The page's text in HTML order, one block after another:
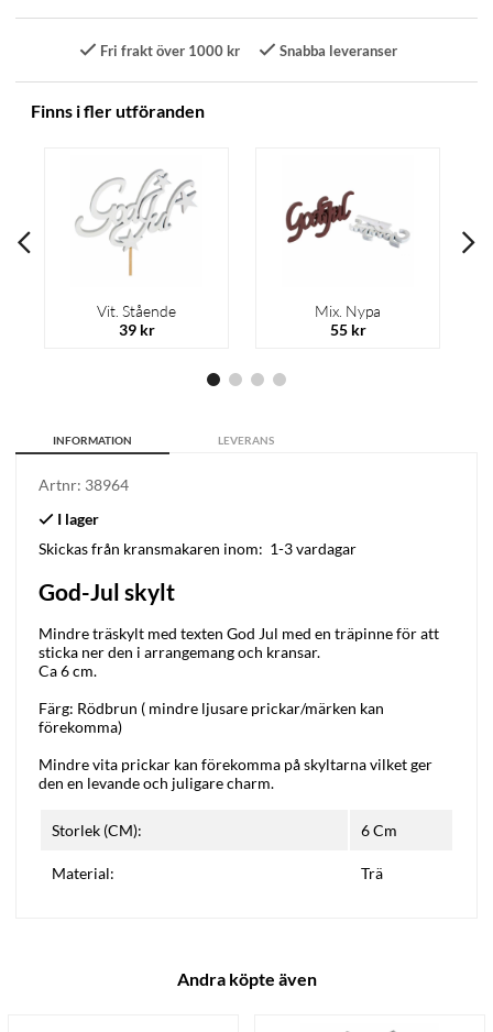
Fri frakt över 1000 kr Snabba leveranser
Finns i fler utföranden
Vit. Stående
39 kr
Mix. Nypa
55 kr
INFORMATION LEVERANS
Artnr: 38964
Skickas från kransmakaren inom: 1-3 vardagar
God-Jul skylt
Mindre träskylt med texten God Jul med en träpinne för att
sticka ner den i arrangemang och kransar.
Ca 6 cm.
Färg: Rödbrun ( mindre ljusare prickar/märken kan
förekomma)
Mindre vita prickar kan förekomma på skyltarna vilket ger
den en levande och juligare charm.
Storlek (CM): 6 Cm
Material: Trä
Andra köpte även